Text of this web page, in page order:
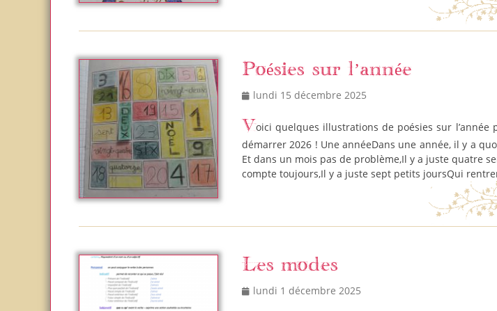
Poésies sur l’année
Posted
lundi 15 décembre 2025
Voici quelques illustrations de poésies sur l’année pour terminer 2025 et bien
démarrer 2026 ! Une annéeDans une année, il y a
Et dans un mois pas de problème,Il y a juste quatre
compte toujours,Il y a juste sept petits joursQui
Les modes
Posted
lundi 1 décembre 2025